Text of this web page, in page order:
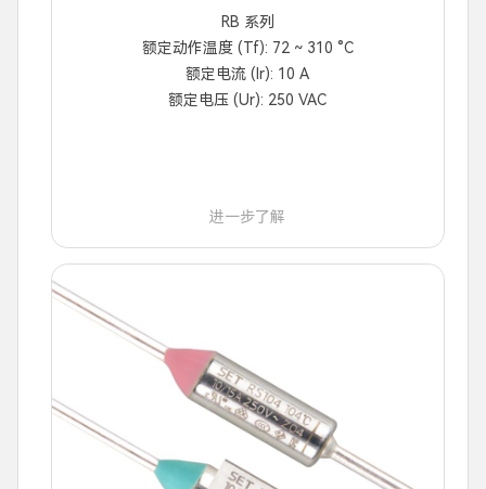
RB 系列
额定动作温度 (Tf): 72 ~ 310 °C
额定电流 (Ir): 10 A
额定电压 (Ur): 250 VAC
进一步了解